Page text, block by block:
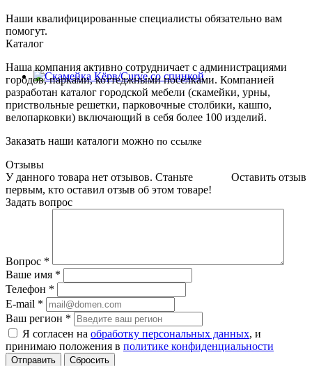
Наши квалифицированные специалисты обязательно вам
помогут.
Каталог
Наша компания активно сотрудничает с администрациями
городов, парками, коттеджными поселками. Компанией
разработан каталог городской мебели (скамейки, урны,
приствольные решетки, парковочные столбики, кашпо,
велопарковки) включающий в себя более 100 изделий.
Заказать наши каталоги можно по ссылке
Отзывы
Оставить отзыв
У данного товара нет отзывов. Станьте
первым, кто оставил отзыв об этом товаре!
Задать вопрос
Вопрос *
Ваше имя *
Телефон *
E-mail *
Ваш регион *
Я согласен на обработку персональных данных, и
принимаю положения в политике конфиденциальности
Сбросить